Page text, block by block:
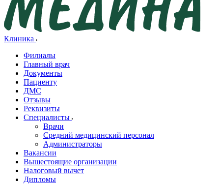
Клиника
Филиалы
Главный врач
Документы
Пациенту
ДМС
Отзывы
Реквизиты
Специалисты
Врачи
Средний медицинский персонал
Администраторы
Вакансии
Вышестоящие организации
Налоговый вычет
Дипломы